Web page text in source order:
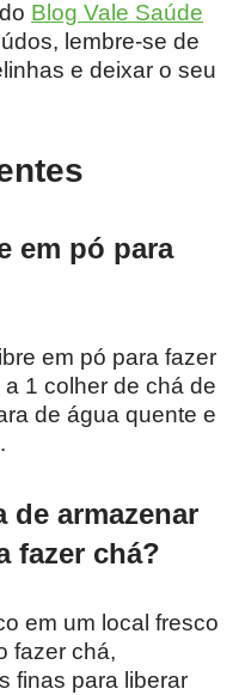
Blog Vale Saúde
lembre-se de
e deixar o seu
em pó para
em pó para fazer
1 colher de chá de
de água quente e
de armazenar
fazer chá?
em um local fresco
fazer chá,
finas para liberar